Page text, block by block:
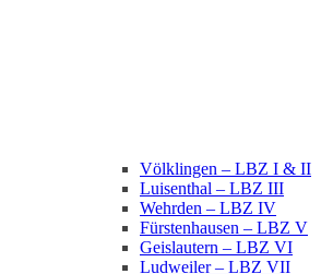
Völklingen – LBZ I & II
Luisenthal – LBZ III
Wehrden – LBZ IV
Fürstenhausen – LBZ V
Geislautern – LBZ VI
Ludweiler – LBZ VII